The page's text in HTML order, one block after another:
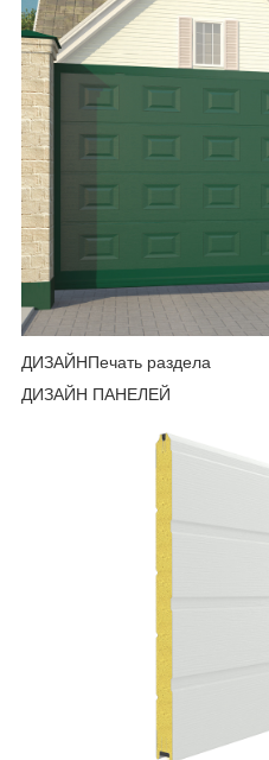
ДИЗАЙНПечать раздела
ДИЗАЙН ПАНЕЛЕЙ